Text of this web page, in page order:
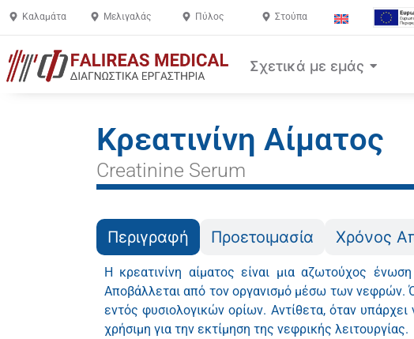
Καλαμάτα Μελιγαλάς Πύλος Στούπα
Σχετικά με εμάς
Κρεατινίνη Αίματος
Creatinine Serum
Περιγραφή Προετοιμασία Χρόνος
Η κρεατινίνη αίματος είναι μια αζωτούχος
Αποβάλλεται από τον οργανισμό μέσω των νεφρών.
εντός φυσιολογικών ορίων. Αντίθετα, όταν
χρήσιμη για την εκτίμηση της νεφρικής λειτουργίας.